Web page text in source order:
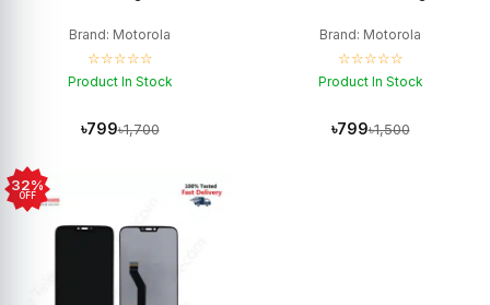
Brand: Motorola
☆☆☆☆☆
Product In Stock
৳799৳1,700
Brand: Motorola
☆☆☆☆☆
Product In Stock
৳799৳1,500
32%
OFF